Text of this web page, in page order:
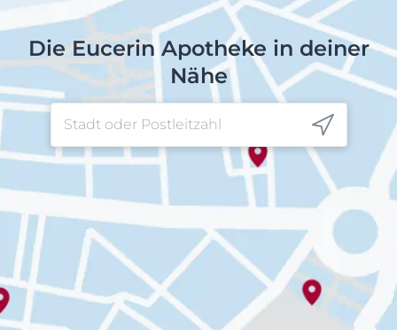
Die Eucerin Apotheke in deiner
Nähe